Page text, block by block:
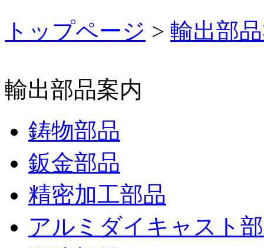
トップページ > 輸出部
輸出部品案内
鋳物部品
鈑金部品
精密加工部品
アルミダイキャスト